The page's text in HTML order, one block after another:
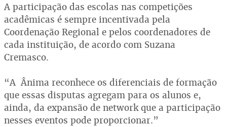
A participação das escolas nas competições
acadêmicas é sempre incentivada pela
Coordenação Regional e pelos coordenadores de
cada instituição, de acordo com Suzana
Cremasco.
“A Ânima reconhece os diferenciais de formação
que essas disputas agregam para os alunos e,
ainda, da expansão de network que a participação
nesses eventos pode proporcionar.”